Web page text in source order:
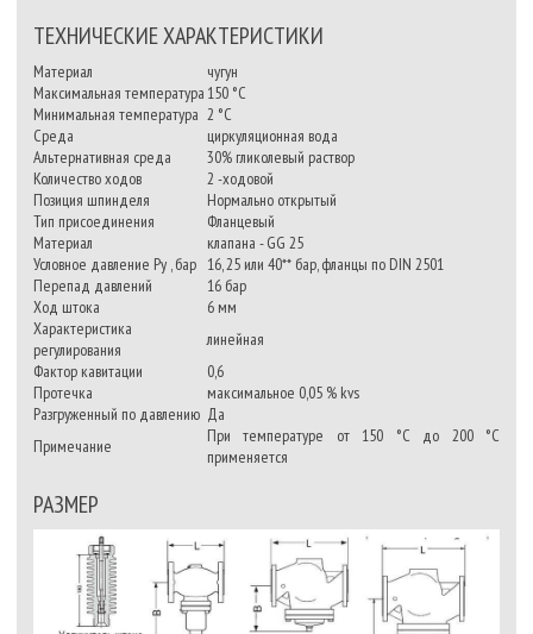
ТЕХНИЧЕСКИЕ ХАРАКТЕРИСТИКИ
Материал
чугун
Максимальная температура 150 °C
Минимальная температура 2 °C
Среда
циркуляционная вода
Альтернативная среда
30% гликолевый раствор
Количество ходов
2 -ходовой
Позиция шпинделя
Нормально открытый
Тип присоединения
Фланцевый
Материал
клапана - GG 25
Условное давление Ру , бар 16, 25 или 40** бар, фланцы по DIN 2501
Перепад давлений
16 бар
Ход штока
6 мм
Характеристика
регулирования
линейная
Фактор кавитации
0,6
Протечка
максимальное 0,05 % kvs
Разгруженный по давлению Да
Примечание
При температуре от 150 °C до 200 °C
применяется
РАЗМЕР